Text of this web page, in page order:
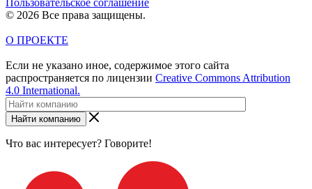
© 2026 Все права защищены.
О ПРОЕКТЕ
Если не указано иное, содержимое этого сайта
распространяется по лицензии Creative Commons Attribution
4.0 International.
Найти компанию
Что вас интересует? Говорите!